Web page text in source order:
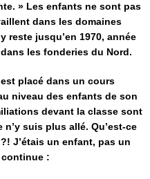
» Les enfants ne sont pas
dans les domaines
reste jusqu’en 1970, année
les fonderies du Nord.
placé dans un cours
niveau des enfants de son
devant la classe sont
suis plus allé. Qu’est-ce
J’étais un enfant, pas un
: